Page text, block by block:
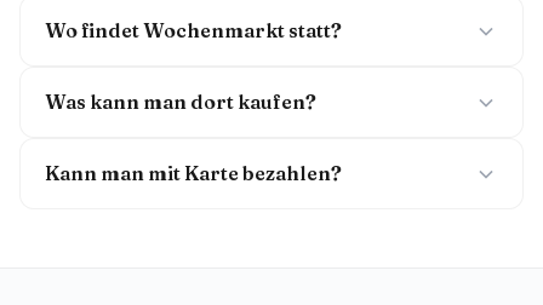
Wo findet Wochenmarkt statt?
Was kann man dort kaufen?
Kann man mit Karte bezahlen?